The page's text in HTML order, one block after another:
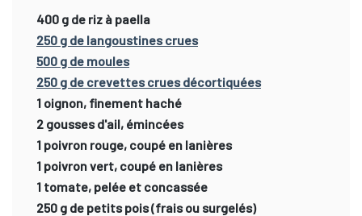
400 g de riz à paella
250 g de langoustines crues
500 g de moules
250 g de crevettes crues décortiquées
1 oignon, finement haché
2 gousses d'ail, émincées
1 poivron rouge, coupé en lanières
1 poivron vert, coupé en lanières
1 tomate, pelée et concassée
250 g de petits pois (frais ou surgelés)